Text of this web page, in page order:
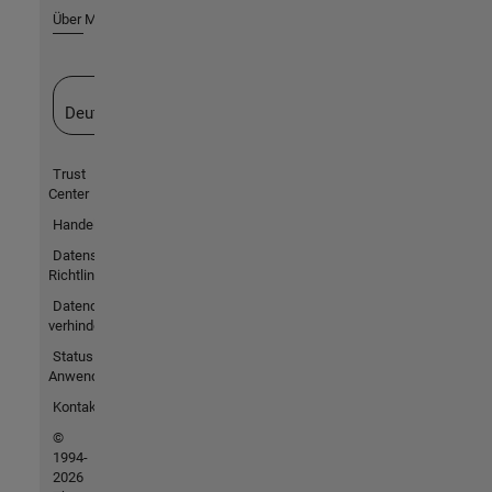
Über MathWorks
Deutschland
Trust
Center
Handelsmarken
Datenschutz-
Richtlinien
Datendiebstahl
verhindern
Status von
Anwendungen
Kontakt
©
1994-
2026